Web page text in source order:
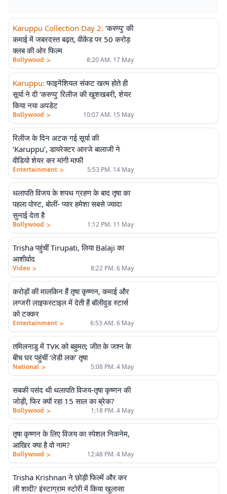
Karuppu Collection Day 2: ‘करुप्पु’ की
कमाई में जबरदस्त बढ़त, वीकेंड पर 50 करोड़
क्लब की ओर फिल्म
Bollywood > 8:20 AM. 17 May
Karuppu: फाइनेंशियल संकट खत्म होते ही
सूर्या ने दी ‘करुप्पु’ रिलीज की खुशखबरी, शेयर
किया नया अपडेट
Bollywood > 10:07 AM. 15 May
रिलीज के दिन अटक गई सूर्या की
‘Karuppu’, डायरेक्टर आरजे बालाजी ने
वीडियो शेयर कर मांगी माफी
Entertainment > 5:53 PM. 14 May
थलापति विजय के शपथ ग्रहण के बाद तृषा का
पहला पोस्ट, बोलीं- प्यार हमेशा सबसे ज्यादा
सुनाई देता है
Bollywood > 1:12 PM. 11 May
Trisha पहुंचीं Tirupati, लिया Balaji का
आशीर्वाद
Video > 8:22 PM. 6 May
करोड़ों की मालकिन हैं तृषा कृष्णन, कमाई और
लग्जरी लाइफस्टाइल में देती हैं बॉलीवुड स्टार्स
को टक्कर
Entertainment > 6:53 AM. 6 May
तमिलनाडु में TVK को बहुमत; जीत के जश्न के
बीच घर पहुंचीं ‘लेडी लक’ तृषा
National > 5:08 PM. 4 May
सबकी पसंद थी थलापति विजय-तृषा कृष्णन की
जोड़ी, फिर क्यों रहा 15 साल का ब्रेक?
Bollywood > 1:18 PM. 4 May
तृषा कृष्णन के लिए विजय का स्पेशल निकनेम,
आखिर क्या है वो नाम?
Bollywood > 12:48 PM. 4 May
Trisha Krishnan ने छोड़ी फिल्में और कर
ली शादी? इंस्टाग्राम स्टोरी में किया खुलासा